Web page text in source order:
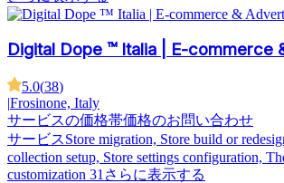
Digital Dope ™ Italia | E-commerce
5.0(38)
|Frosinone, Italy
サービスの価格帯価格のお問い合わせ
サービスStore migration, Store build or
collection setup, Store settings configuration,
customization 31さらに表示する